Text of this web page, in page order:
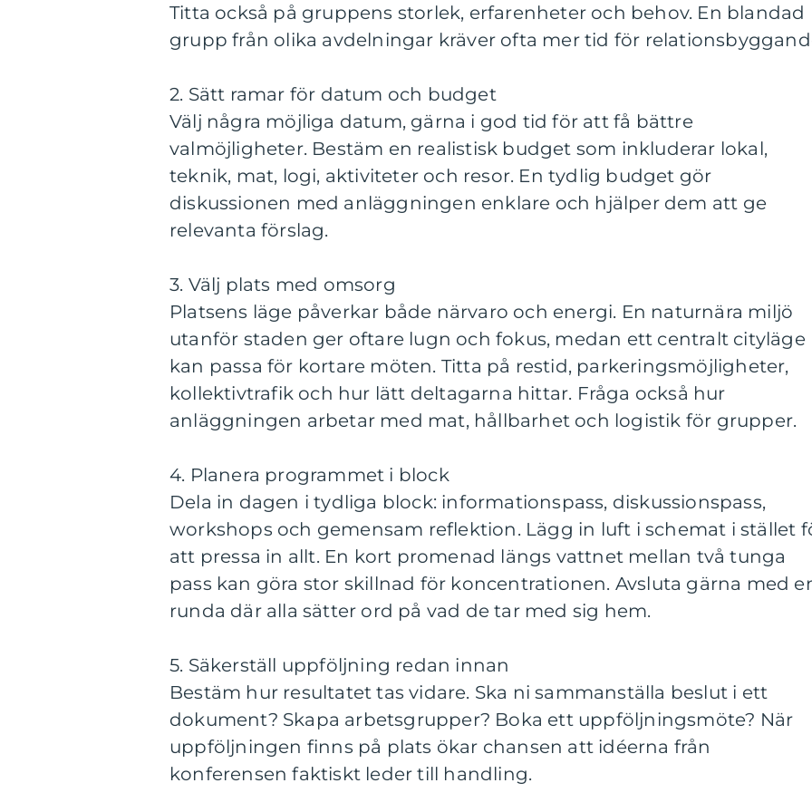
Titta också på gruppens storlek, erfarenheter och behov. En blandad
grupp från olika avdelningar kräver ofta mer tid för
2. Sätt ramar för datum och budget
Välj några möjliga datum, gärna i god tid för att få bättre
valmöjligheter. Bestäm en realistisk budget som inkluderar lokal,
teknik, mat, logi, aktiviteter och resor. En tydlig budget gör
diskussionen med anläggningen enklare och hjälper dem att ge
relevanta förslag.
3. Välj plats med omsorg
Platsens läge påverkar både närvaro och energi. En naturnära miljö
utanför staden ger oftare lugn och fokus, medan ett centralt cityläge
kan passa för kortare möten. Titta på restid, parkeringsmöjligheter,
kollektivtrafik och hur lätt deltagarna hittar. Fråga också hur
anläggningen arbetar med mat, hållbarhet och logistik för grupper.
4. Planera programmet i block
Dela in dagen i tydliga block: informationspass, diskussionspass,
workshops och gemensam reflektion. Lägg in luft i schemat i stället
att pressa in allt. En kort promenad längs vattnet mellan två tunga
pass kan göra stor skillnad för koncentrationen. Avsluta gärna med
runda där alla sätter ord på vad de tar med sig hem.
5. Säkerställ uppföljning redan innan
Bestäm hur resultatet tas vidare. Ska ni sammanställa beslut i ett
dokument? Skapa arbetsgrupper? Boka ett uppföljningsmöte? När
uppföljningen finns på plats ökar chansen att idéerna från
konferensen faktiskt leder till handling.